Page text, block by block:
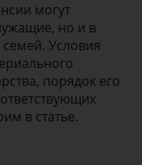
могут
но и в
Условия
порядок его
в статье.